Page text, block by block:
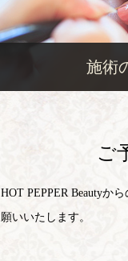
施術
ご
HOT PEPPER Beautyか
願いいたします。